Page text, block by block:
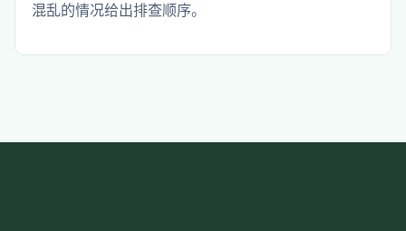
混乱的情况给出排查顺序。